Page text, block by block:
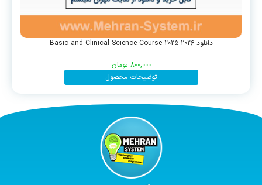
دانلود Basic and Clinical Science Course 2025-2026
800,000 تومان
توضیحات محصول